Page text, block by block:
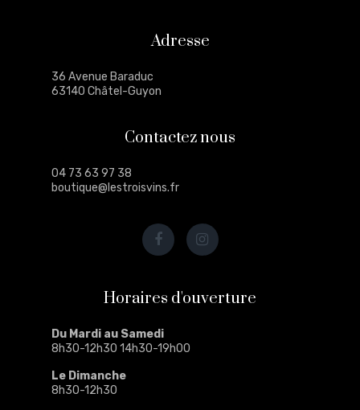
Adresse
36 Avenue Baraduc
63140 Châtel-Guyon
Contactez nous
04 73 63 97 38
boutique@lestroisvins.fr
Horaires d'ouverture
Du Mardi au Samedi
8h30-12h30 14h30-19h00
Le Dimanche
8h30-12h30